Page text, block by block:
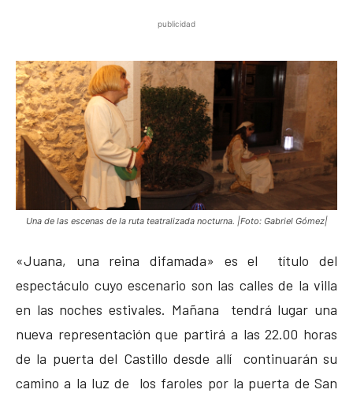
publicidad
Una de las escenas de la ruta teatralizada nocturna. |Foto: Gabriel Gómez|
«Juana, una reina difamada» es el título del
espectáculo cuyo escenario son las calles de la villa
en las noches estivales. Mañana tendrá lugar una
nueva representación que partirá a las 22.00 horas
de la puerta del Castillo desde allí continuarán su
camino a la luz de los faroles por la puerta de San